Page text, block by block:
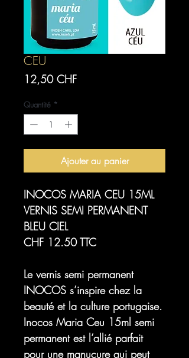
CEU
12,50 CHFPrix
Quantité *
Ajouter au panier
INOCOS MARIA CEU 15ML
VERNIS SEMI PERMANENT
BLEU CIEL
CHF 12.50 TTC
Le vernis semi permanent
INOCOS s’inspire chez la
beauté et la culture portugaise.
Inocos Maria Ceu 15ml semi
permanent est l’allié parfait
pour une manucure qui peut